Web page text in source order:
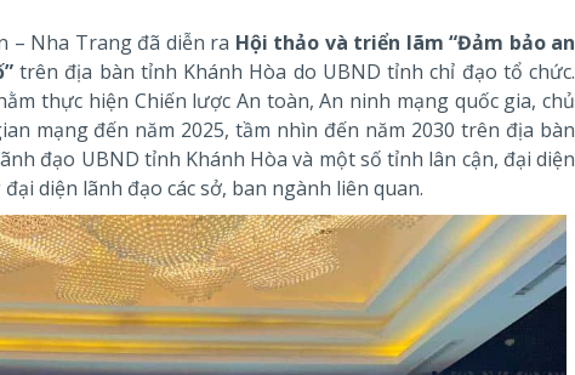
– Nha Trang đã diễn ra Hội thảo và triển lãm “Đảm bảo an
trên địa bàn tỉnh Khánh Hòa do UBND tỉnh chỉ đạo tổ chức.
thực hiện Chiến lược An toàn, An ninh mạng quốc gia, chủ
mạng đến năm 2025, tầm nhìn đến năm 2030 trên địa bàn
đạo UBND tỉnh Khánh Hòa và một số tỉnh lân cận, đại diện
diện lãnh đạo các sở, ban ngành liên quan.